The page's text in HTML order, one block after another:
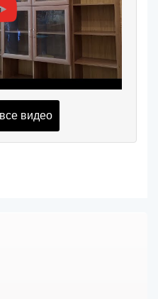
видео